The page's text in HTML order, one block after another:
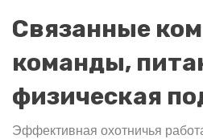
Связанные
команды,
физическая
Эффективная охотничья